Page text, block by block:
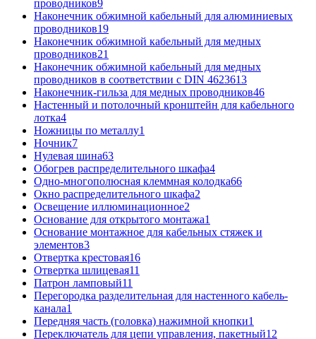
проводников9
Наконечник обжимной кабельный для алюминиевых
проводников19
Наконечник обжимной кабельный для медных
проводников21
Наконечник обжимной кабельный для медных
проводников в соответствии с DIN 4623613
Наконечник-гильза для медных проводников46
Настенный и потолочный кронштейн для кабельного
лотка4
Ножницы по металлу1
Ночник7
Нулевая шина63
Обогрев распределительного шкафа4
Одно-многополюсная клеммная колодка66
Окно распределительного шкафа2
Освещение иллюминационное2
Основание для открытого монтажа1
Основание монтажное для кабельных стяжек и
элементов3
Отвертка крестовая16
Отвертка шлицевая11
Патрон ламповый11
Перегородка разделительная для настенного кабель-
канала1
Передняя часть (головка) нажимной кнопки1
Переключатель для цепи управления, пакетный12